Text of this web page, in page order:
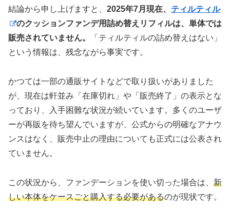
結論から申し上げますと、 2025年7月現在、 ティルティル
のクッションファンデ用詰め替えリフィルは、単体では
販売されていません。
「ティルティルの詰め替えはない」
という情報は、残念ながら事実です。
かつては一部の通販サイトなどで取り扱いがありました
が、現在は軒並み「在庫切れ」や「販売終了」の表示とな
っており、入手困難な状況が続いています。多くのユーザ
ーが再販を待ち望んでいますが、公式からの明確なアナウ
ンスはなく、販売中止の理由についても正式には公表され
ていません。
この状況から、ファンデーションを使い切った場合は、 新
しい本体をケースごと購入する必要があるのが現状です。